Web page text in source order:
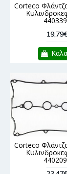
Corteco
Corteco